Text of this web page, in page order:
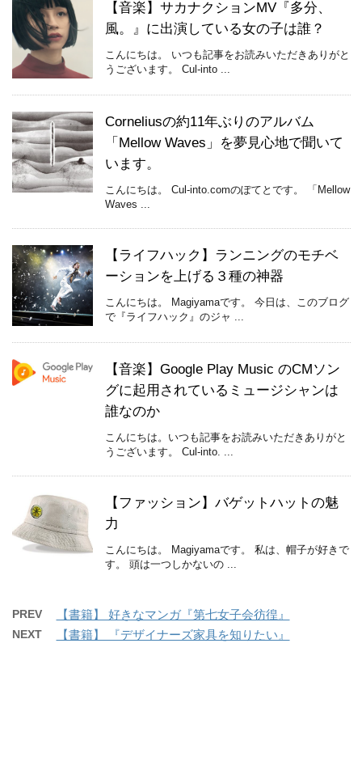
【音楽】サカナクションMV『多分、
風。』に出演している女の子は誰？
こんにちは。 いつも記事をお読みいただきありがと
うございます。 Cul-into ...
Corneliusの約11年ぶりのアルバム
「Mellow Waves」を夢見心地で聞いて
います。
こんにちは。 Cul-into.comのぽてとです。 「Mellow
Waves ...
【ライフハック】ランニングのモチベ
ーションを上げる３種の神器
こんにちは。 Magiyamaです。 今日は、このブログ
で『ライフハック』のジャ ...
【音楽】Google Play Music のCMソン
グに起用されているミュージシャンは
誰なのか
こんにちは。いつも記事をお読みいただきありがと
うございます。 Cul-into. ...
【ファッション】バゲットハットの魅
力
こんにちは。 Magiyamaです。 私は、帽子が好きで
す。 頭は一つしかないの ...
PREV 【書籍】 好きなマンガ『第七女子会彷徨』
NEXT 【書籍】 『デザイナーズ家具を知りたい』